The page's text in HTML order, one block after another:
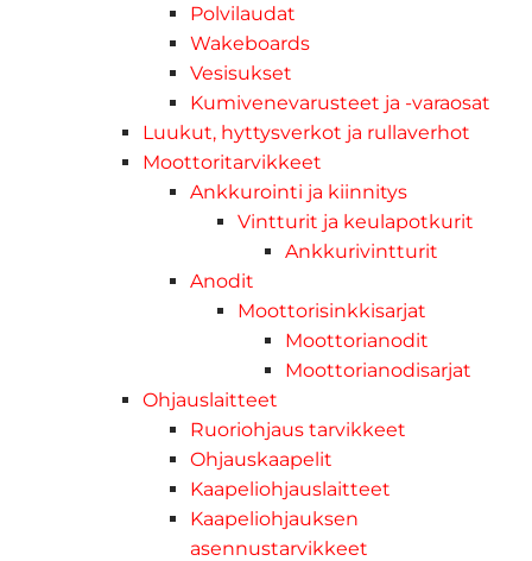
Polvilaudat
Wakeboards
Vesisukset
Kumivenevarusteet ja -varaosat
Luukut, hyttysverkot ja rullaverhot
Moottoritarvikkeet
Ankkurointi ja kiinnitys
Vintturit ja keulapotkurit
Ankkurivintturit
Anodit
Moottorisinkkisarjat
Moottorianodit
Moottorianodisarjat
Ohjauslaitteet
Ruoriohjaus tarvikkeet
Ohjauskaapelit
Kaapeliohjauslaitteet
Kaapeliohjauksen
asennustarvikkeet